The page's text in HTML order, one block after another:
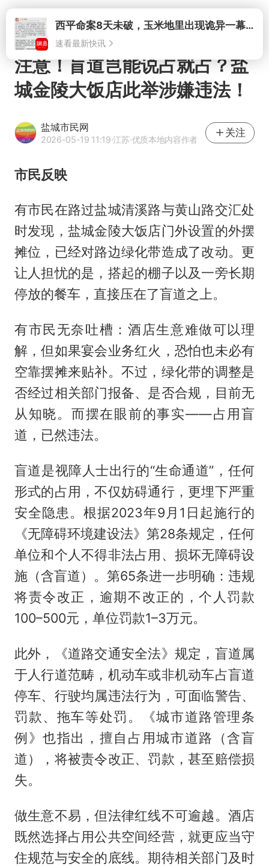
打开
注意！盲道岂能说占就占？盐
城金陵大饭店此举涉嫌违法！
盐城市民网
2026-05-19 11:19·江苏·优质本地内容作者
关注
市民反映
有市民在路过盐城清溪路与黄山路交汇处
时发现，盐城金陵大饭店门外设置的外摆
摊位，已经对路边绿化带造成了改动。更
让人担忧的是，搭起的棚子以及一旁长期
停放的餐车，直接压在了盲道之上。
有市民无奈吐槽：酒店生意难做可以理
解，但如果宴会业务红火，恐怕也未必有
空靠摆摊来贴补。不过，绿化带的调整是
否经过相关部门报备、是否合规，目前无
从知晓。而摆在眼前的事实——占用盲
道，已然违法。
盲道是视障人士出行的“生命通道”，任何
形式的占用，不仅妨碍通行，更埋下严重
安全隐患。根据2023年9月1日起施行的
《无障碍环境建设法》第28条规定，任何
单位和个人不得非法占用、损坏无障碍设
施（含盲道）。第65条进一步明确：违规
将责令改正，逾期不改正的，个人罚款
100–500元，单位罚款1–3万元。
此外，《道路交通安全法》规定，盲道属
于人行道范畴，机动车或非机动车占盲道
停车、行驶均属违法行为，可面临警告、
罚款、拖车等处罚。《城市道路管理条
例》也指出，擅自占用城市道路（含盲
道），将被责令改正、罚款，甚至赔偿损
失。
做生意不易，但法律红线不可逾越。酒店
既然选择占用公共空间经营，就更应当守
住规范与安全的底线。期待相关部门及时